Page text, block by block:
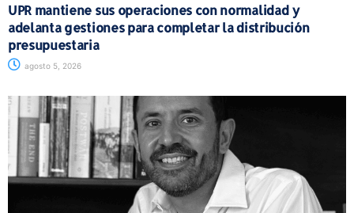
UPR mantiene sus operaciones con normalidad y
adelanta gestiones para completar la distribución
presupuestaria
agosto 5, 2026